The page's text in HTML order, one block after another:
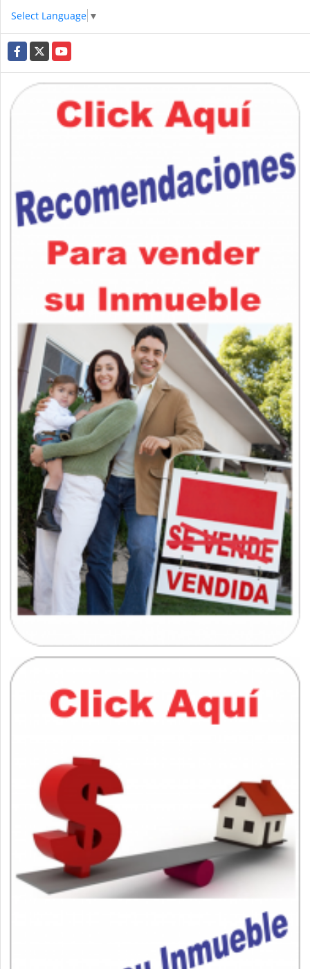
Select Language ▼
Facebook
X YouTube